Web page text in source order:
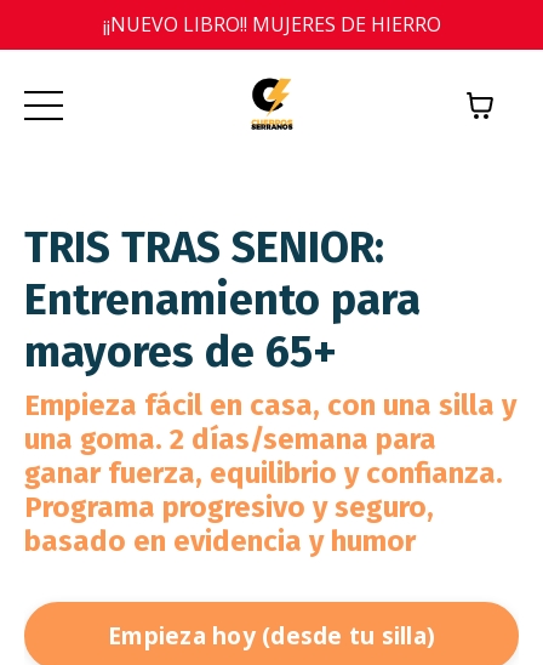
¡¡NUEVO LIBRO!! MUJERES DE HIERRO
TRIS TRAS SENIOR:
Entrenamiento para
mayores de 65+
Empieza fácil en casa, con una silla y
una goma. 2 días/semana para
ganar fuerza, equilibrio y confianza.
Programa progresivo y seguro,
basado en evidencia y humor
Empieza hoy (desde tu silla)